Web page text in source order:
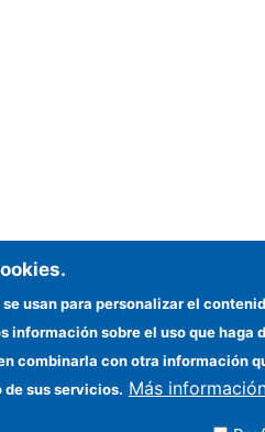
usan para personalizar el
información sobre el uso que haga
combinarla con otra información
de sus servicios. Más